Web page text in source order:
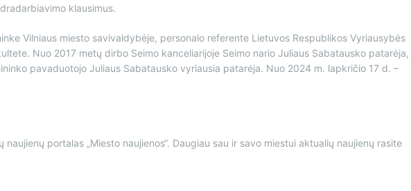
klausimus.
Vilniaus miesto savivaldybėje, personalo referente Lietuvos Respublikos Vyriausybės
Nuo 2017 metų dirbo Seimo kanceliarijoje Seimo nario Juliaus Sabatausko patarėja,
pavaduotojo Juliaus Sabatausko vyriausia patarėja. Nuo 2024 m. lapkričio 17 d. –
portalas „Miesto naujienos“. Daugiau sau ir savo miestui aktualių naujienų rasite